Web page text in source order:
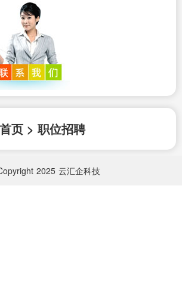
页 > 职位招聘
2025 云汇企科技